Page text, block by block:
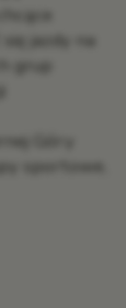
jazdy na
grup
Góry
sportowe,